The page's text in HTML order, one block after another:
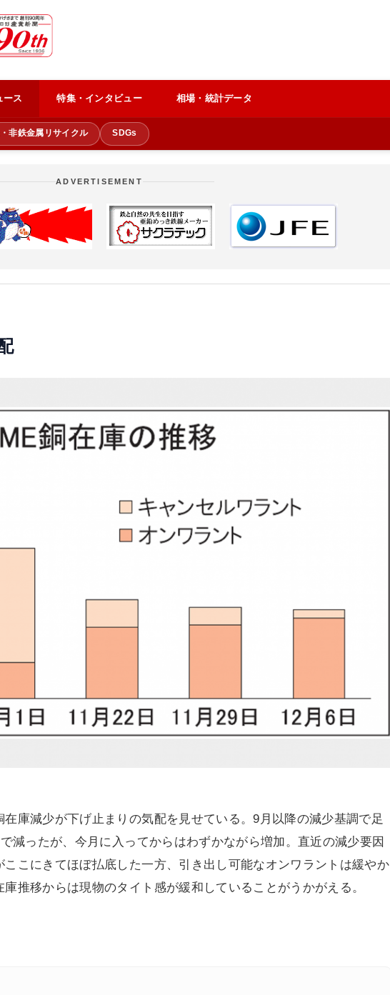
ース 特集・インタビュー 相場・統計データ
非鉄金属リサイクル SDGs
ADVERTISEMENT
庫減少が下げ止まりの気配を見せている。9月以降の減少基調で足
減ったが、今月に入ってからはわずかながら増加。直近の減少要因
こにきてほぼ払底した一方、引き出し可能なオンワラントは緩やか
推移からは現物のタイト感が緩和していることがうかがえる。